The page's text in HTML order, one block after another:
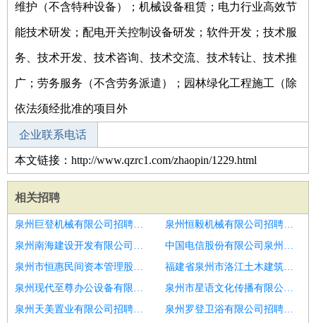
维护（不含特种设备）；机械设备租赁；电力行业高效节
能技术研发；配电开关控制设备研发；软件开发；技术服
务、技术开发、技术咨询、技术交流、技术转让、技术推
广；劳务服务（不含劳务派遣）；园林绿化工程施工（除
依法须经批准的项目外
企业联系电话
本文链接：http://www.qzrc1.com/zhaopin/1229.html
相关招聘
泉州巨登机械有限公司招聘口腔医生
泉州恒毅机械有限公司招聘应届毕业生
泉州南海建设开发有限公司招聘住院医生
中国电信股份有限公司泉州分公司招聘眼科医生
泉州市恒惠民间资本管理股份有限公司招聘全科医生
福建省泉州市洛江土木建筑工程有限公司招聘外科医师
泉州现代至尊办公设备有限公司招聘口腔助理医生
泉州市星语文化传播有限公司招聘整形外科医生
泉州天美置业有限公司招聘口腔执业医生
泉州罗登卫浴有限公司招聘妇科医生